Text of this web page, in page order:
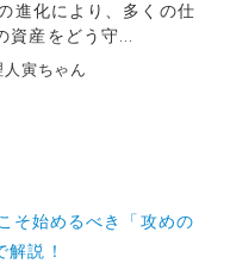
進化により、多くの仕
資産をどう守...
人寅ちゃん
そ始めるべき「攻めの
説！